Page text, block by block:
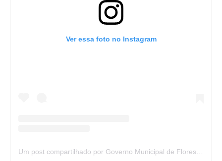
Ver essa foto no Instagram